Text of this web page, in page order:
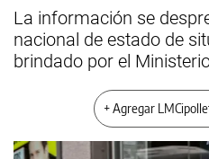
La información se
nacional de estado de
brindado por el
+ Agregar